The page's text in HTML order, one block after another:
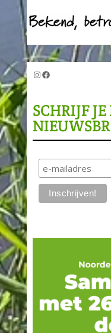
Instagram
Facebook
SCHRIJF